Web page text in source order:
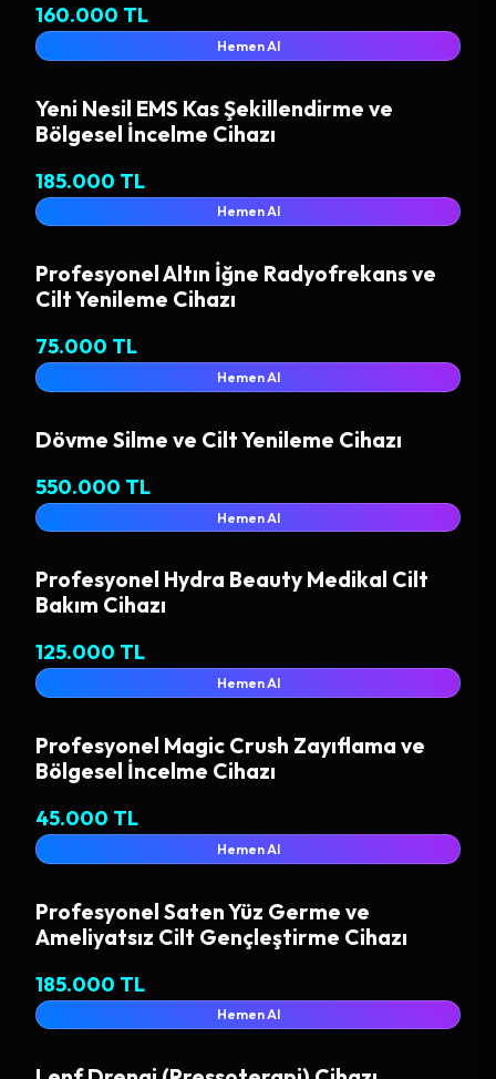
160.000 TL
Hemen Al
Yeni Nesil EMS Kas Şekillendirme ve
Bölgesel İncelme Cihazı
185.000 TL
Hemen Al
Profesyonel Altın İğne Radyofrekans ve
Cilt Yenileme Cihazı
75.000 TL
Hemen Al
Dövme Silme ve Cilt Yenileme Cihazı
550.000 TL
Hemen Al
Profesyonel Hydra Beauty Medikal Cilt
Bakım Cihazı
125.000 TL
Hemen Al
Profesyonel Magic Crush Zayıflama ve
Bölgesel İncelme Cihazı
45.000 TL
Hemen Al
Profesyonel Saten Yüz Germe ve
Ameliyatsız Cilt Gençleştirme Cihazı
185.000 TL
Hemen Al